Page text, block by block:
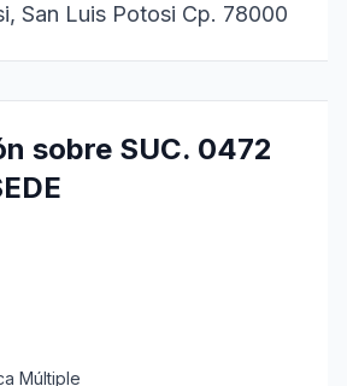
San Luis Potosi Cp. 78000
sobre SUC. 0472
Múltiple